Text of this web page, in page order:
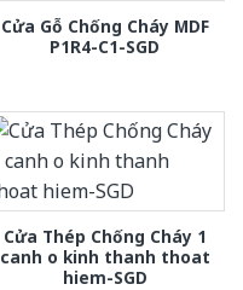
Cửa Gỗ Chống Cháy MDF
P1R4-C1-SGD
Cửa Thép Chống Cháy 1
canh o kinh thanh thoat
hiem-SGD